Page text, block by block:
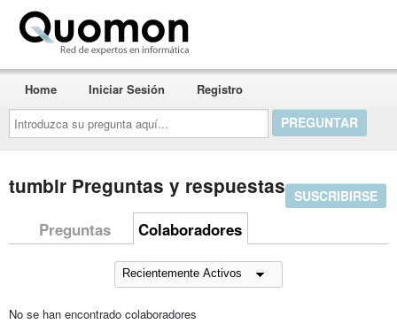
Introduzca
su
pregunta
aquí...
Home Iniciar Sesión Registro
tumblr Preguntas y respuestas SUSCRIBIRSE
Preguntas Colaboradores
No se han encontrado colaboradores